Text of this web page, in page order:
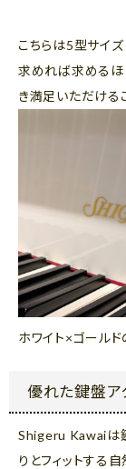
こちらは5型サイズ
求めれば求めるほ
き満足いただける
ホワイト×ゴール
優れた鍵盤ア
Shigeru Kawaiは
りとフィットする